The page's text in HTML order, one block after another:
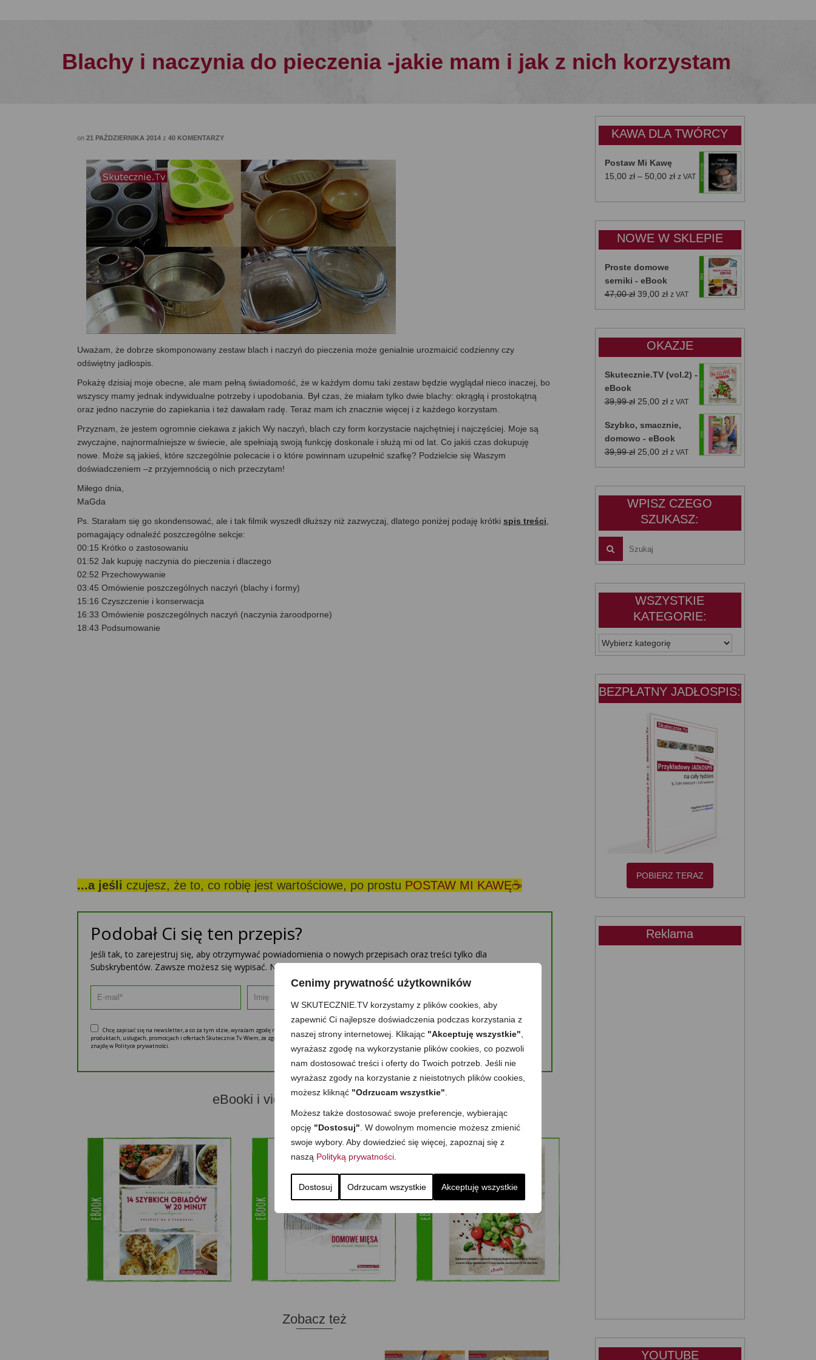
Cenimy prywatność użytkowników
W SKUTECZNIE.TV korzystamy z plików cookies, aby
zapewnić Ci najlepsze doświadczenia podczas korzystania z
naszej strony internetowej. Klikając "Akceptuję wszystkie"
wyrażasz zgodę na wykorzystanie plików cookies, co pozwoli
nam dostosować treści i oferty do Twoich potrzeb. Jeśli nie
wyrażasz zgody na korzystanie z nieistotnych plików cookies,
możesz kliknąć "Odrzucam wszystkie"
Możesz także dostosować swoje preferencje, wybierając
opcję "Dostosuj" . W dowolnym momencie możesz zmienić
swoje wybory. Aby dowiedzieć się więcej, zapoznaj się z
naszą Polityką prywatności
Dostosuj Odrzucam wszystkie Akceptuję wszystkie
Blachy i naczynia do pieczenia -jakie mam i jak z nich korzystam
on 21 PAŹDZIERNIKA 2014 z 40 KOMENTARZY
Uważam, że dobrze skomponowany zestaw blach i naczyń do pieczenia może genialnie urozmaicić codzienny czy
odświętny jadłospis.
Pokażę dzisiaj moje obecne, ale mam pełną świadomość, że w każdym domu taki zestaw będzie wyglądał nieco inaczej, bo
wszyscy mamy jednak indywidualne potrzeby i upodobania. Był czas, że miałam tylko dwie blachy: okrągłą i prostokątną
oraz jedno naczynie do zapiekania i też dawałam radę. Teraz mam ich znacznie więcej i z każdego korzystam.
Przyznam, że jestem ogromnie ciekawa z jakich Wy naczyń, blach czy form korzystacie najchętniej i najczęściej. Moje są
zwyczajne, najnormalniejsze w świecie, ale spełniają swoją funkcję doskonale i służą mi od lat. Co jakiś czas dokupuję
nowe. Może są jakieś, które szczególnie polecacie i o które powinnam uzupełnić szafkę? Podzielcie się Waszym
doświadczeniem –z przyjemnością o nich przeczytam!
Miłego dnia,
MaGda
Ps. Starałam się go skondensować, ale i tak filmik wyszedł dłuższy niż zazwyczaj, dlatego poniżej podaję krótki spis treści,
pomagający odnaleźć poszczególne sekcje:
00:15 Krótko o zastosowaniu
01:52 Jak kupuję naczynia do pieczenia i dlaczego
02:52 Przechowywanie
03:45 Omówienie poszczególnych naczyń (blachy i formy)
15:16 Czyszczenie i konserwacja
16:33 Omówienie poszczególnych naczyń (naczynia żaroodporne)
18:43 Podsumowanie
...a jeśli czujesz, że to, co robię jest wartościowe, po prostu POSTAW MI KAWĘ☕
Podobał Ci się ten przepis?
Jeśli tak, to zarejestruj się, aby otrzymywać powiadomienia o nowych przepisach oraz treści tylko dla
Subskrybentów. Zawsze możesz się wypisać. Nie ujawnię nikomu Twojego adresu.
Chcę zapisać się na newsletter, a co za tym idzie, wyrażam zgodę na przesyłanie mi na podany w formularzu adres e-mail informacji o upominkach, nowościach,
produktach, usługach, promocjach i ofertach Skutecznie.Tv Wiem, że zgodę mogę w każdej chwili wycofać, a szczegóły związane z przetwarzaniem moich danych osobowych
znajdę w Polityce prywatności.
eBooki i video inspiracje dla Ciebie
Zobacz też
KAWA DLA TWÓRCY
Postaw Mi Kawę
15,00 zł – 50,00 złZakres
od
do
50,00 zł
z VAT
NOWE W SKLEPIE
Proste domowe
serniki - eBook
47,00zł Pierwotna
cena
39,00 złAktualna
cena
z VAT
OKAZJE
Skutecznie.TV (vol.2) -
eBook
39,99zł Pierwotna
wynosiła:
39,99 zł.
25,00 złAktualna
wynosi:
25,00 zł.
z VAT
Szybko, smacznie,
domowo - eBook
39,99zł Pierwotna
cena
25,00 złAktualna
cena
z VAT
WPISZ CZEGO
SZUKASZ:
WSZYSTKIE
KATEGORIE:
WSZYSTKIE
KATEGORIE:
BEZPŁATNY JADŁOSPIS:
POBIERZ TERAZ
Reklama
YOUTUBE